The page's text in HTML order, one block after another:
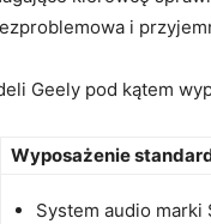
i
Geely pod kątem⁤
Wyposażenie
System audio marki